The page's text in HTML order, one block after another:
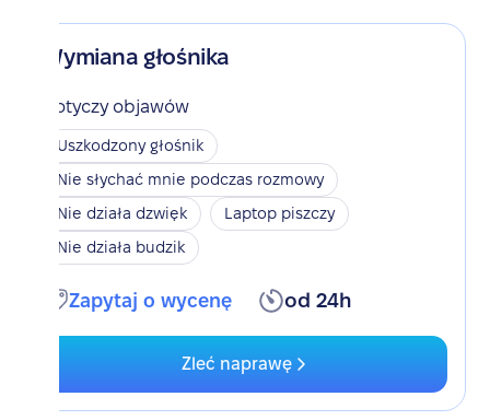
Wymiana głośnika
Dotyczy objawów
Uszkodzony głośnik
Nie słychać mnie podczas rozmowy
Nie działa dzwięk
Laptop piszczy
Nie działa budzik
Zapytaj o wycenę od 24h
Zleć naprawę